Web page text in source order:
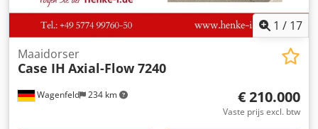
1 / 17
Wagenfeld 234 km
Maaidorser
Case IH Axial-Flow 7240
€ 210.000
Vaste prijs excl. btw